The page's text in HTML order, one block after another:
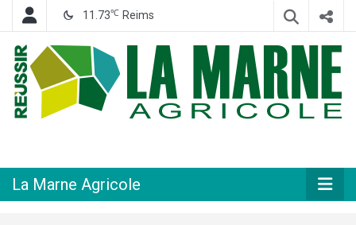
11.73℃ Reims
Agricole
La Marne Agricole